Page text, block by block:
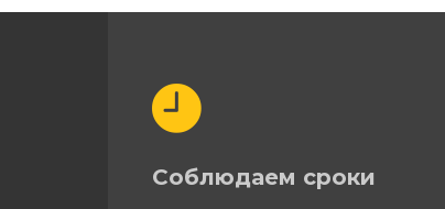
Соблюдаем сроки